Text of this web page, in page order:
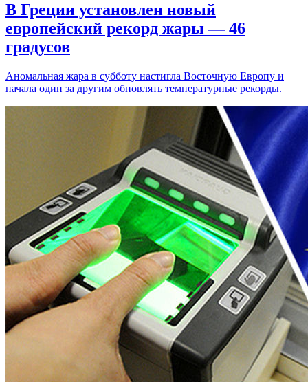
В Греции установлен новый
европейский рекорд жары — 46
градусов
Аномальная жара в субботу настигла Восточную Европу и
начала один за другим обновлять температурные рекорды.